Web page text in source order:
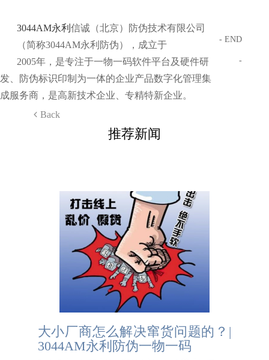
3044AM永利 信诚（北京）防伪技术有限公司
（简称3044AM永利防伪），成立于
2005年，是专注于一物一码软件平台及硬件研
发、防伪标识印制为一体的企业产品数字化管理集
成服务商，是高新技术企业、专精特新企业。
Back
- END
-
推荐新闻
大小厂商怎么解决窜货问题的？|
3044AM永利防伪一物一码